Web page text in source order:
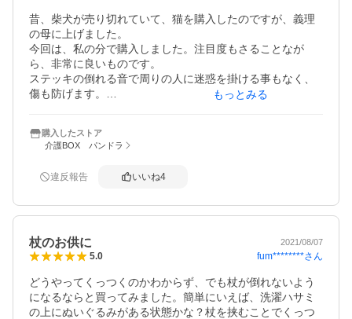
昔、柴犬が売り切れていて、猫を購入したのですが、義理
の母に上げました。
今回は、私の分で購入しました。注目度もさることなが
ら、非常に良いものです。
ステッキの倒れる音で周りの人に迷惑を掛ける事もなく、
傷も防げます。
ね。
もっとみる
購入したストア
介護BOX パンドラ
違反報告 いいね4
杖のお供に 2021/08/07
5.0 fum********さん
どうやってくっつくのかわからず、でも杖が倒れないよう
になるならと買ってみました。簡単にいえば、洗濯ハサミ
の上にぬいぐるみがある状態かな？杖を挟むことでくっつ